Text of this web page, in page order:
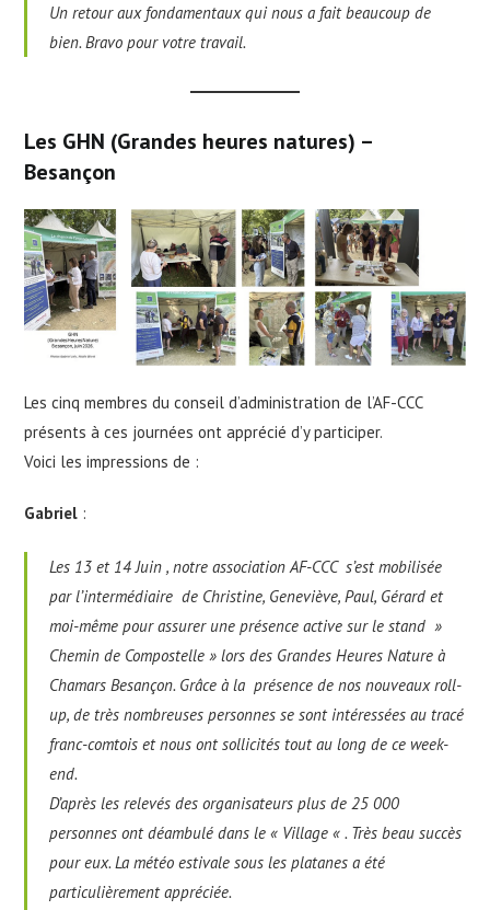
Un retour aux fondamentaux qui nous a fait beaucoup de
bien. Bravo pour votre travail.
Les GHN (Grandes heures natures) –
Besançon
Les cinq membres du conseil d’administration de l’AF-CCC
présents à ces journées ont apprécié d’y participer.
Voici les impressions de :
Gabriel :
Les 13 et 14 Juin , notre association AF-CCC s’est mobilisée
par l’intermédiaire de Christine, Geneviève, Paul, Gérard et
moi-même pour assurer une présence active sur le stand »
Chemin de Compostelle » lors des Grandes Heures Nature à
Chamars Besançon. Grâce à la présence de nos nouveaux roll-
up, de très nombreuses personnes se sont intéressées au tracé
franc-comtois et nous ont sollicités tout au long de ce week-
end.
D’après les relevés des organisateurs plus de 25 000
personnes ont déambulé dans le « Village « . Très beau succès
pour eux. La météo estivale sous les platanes a été
particulièrement appréciée.